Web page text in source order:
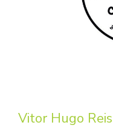
Vitor Hugo Reis